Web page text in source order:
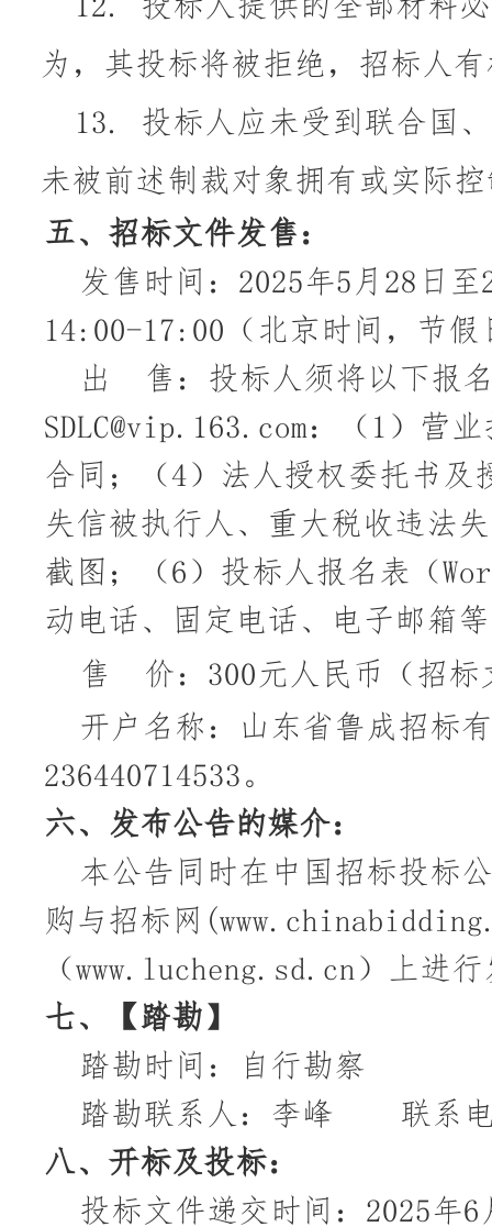
为，其投标将被拒绝，招标人
13. 投标人应未受到联合国
未被前述制裁对象拥有或实际
五、 招标文件发售：
发售时间： 2025年5 月 28 日至
14:00-17:00（北京时间，节假
出
售：投标人须将以下报
SDLC@vip.163.com：（1）营
合同；（4）法人授权委托书
失信被执行人、重大税收违法
截图；（6）投标人报名表（
动电话、固定电话、电子邮箱
售
价： 300 元人民币（招
开户名称：山东省鲁成招标
236440714533 。
六、
发布公告的媒介：
本公告同时在 中国招标投标
购与招标网
（www.lucheng.sd.cn）
上进
七、
【踏勘 】
踏勘时间：自行勘察
踏勘联系人：李峰
联系
八、 开标及投标：
投标文件递交时间： 2025年6